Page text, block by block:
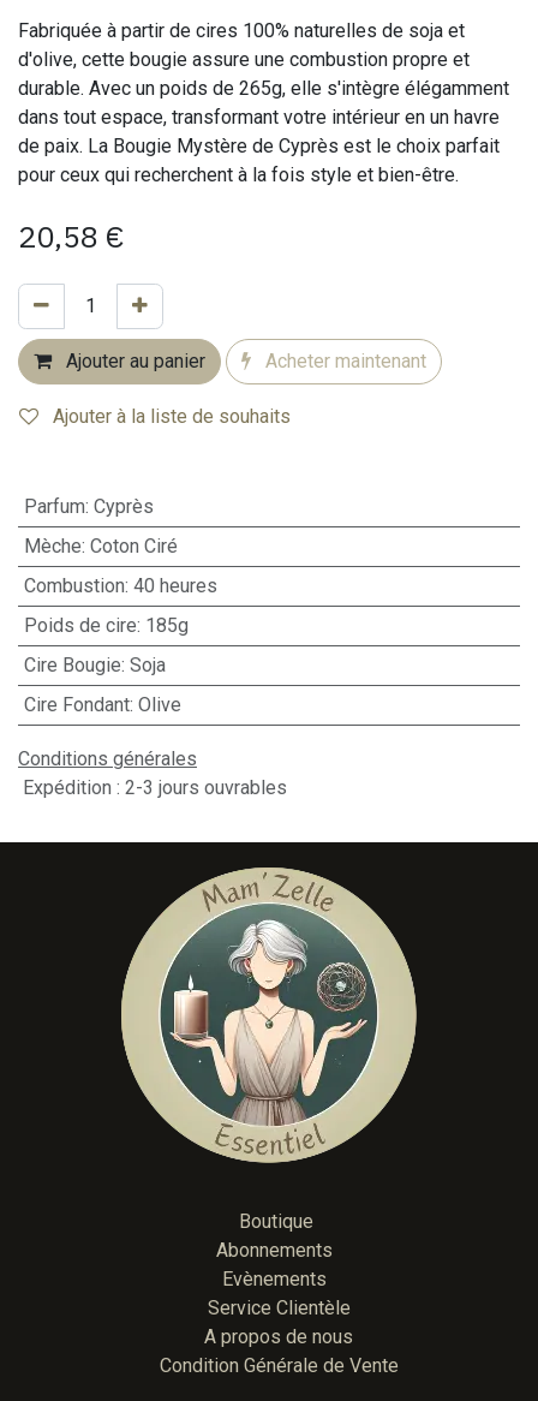
Fabriquée à partir de cires 100% naturelles de soja et
d'olive, cette bougie assure une combustion propre et
durable. Avec un poids de 265g, elle s'intègre élégamment
dans tout espace, transformant votre intérieur en un havre
de paix. La Bougie Mystère de Cyprès est le choix parfait
pour ceux qui recherchent à la fois style et bien-être.
20,58 €
Ajouter au panier Acheter maintenant
Ajouter à la liste de souhaits
Parfum: Cyprès
Mèche: Coton Ciré
Combustion: 40 heures
Poids de cire: 185g
Cire Bougie: Soja
Cire Fondant: Olive
Conditions générales
Expédition : 2-3 jours ouvrables
Boutique
Abonnements
Evènements
Service Clientèle
A propos de nous
Condition Générale de Vente